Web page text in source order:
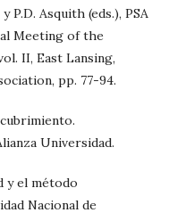
P.D. Asquith (eds.), PSA
Meeting of the
II, East Lansing,
pp. 77-94.
Universidad.
y el método
Nacional de